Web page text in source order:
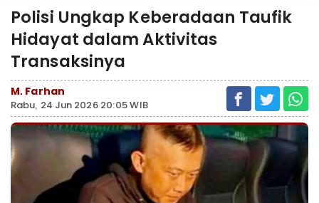
Polisi Ungkap Keberadaan Taufik
Hidayat dalam Aktivitas
Transaksinya
M. Farhan
Rabu, 24 Jun 2026 20:05 WIB